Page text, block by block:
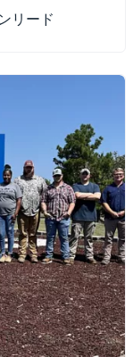
な洞察を特
リード